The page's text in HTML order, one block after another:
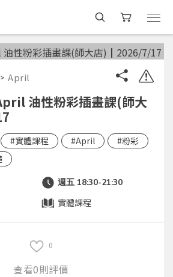
April
油性粉彩插畫課(師大
#實體課程 #April
#粉彩
週五 18:30-21:30
實體課程
0
查看0則評價